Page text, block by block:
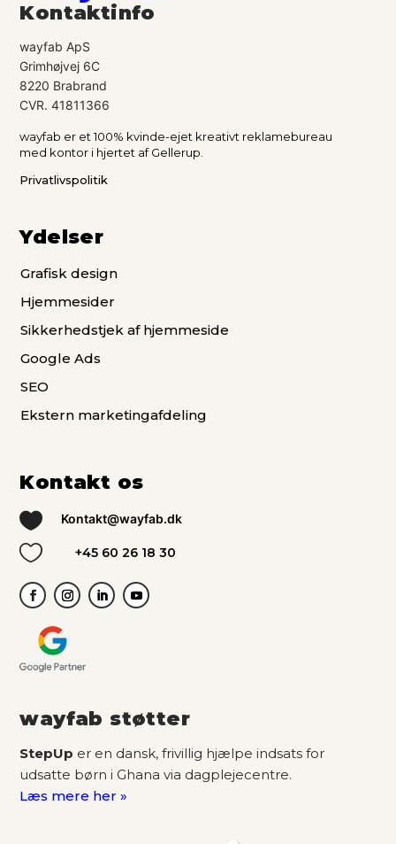
Kontaktinfo
wayfab ApS
Grimhøjvej 6C
8220 Brabrand
CVR. 41811366
wayfab er et 100% kvinde-ejet kreativt reklamebureau
med kontor i hjertet af Gellerup.
Privatlivspolitik
Ydelser
Grafisk design
Hjemmesider
Sikkerhedstjek af hjemmeside
Google Ads
SEO
Ekstern marketingafdeling
Kontakt os
 Kontakt@wayfab.dk
 +45 60 26 18 30
wayfab støtter
StepUp er en dansk, frivillig hjælpe indsats for
udsatte børn i Ghana via dagplejecentre.
Læs mere her »